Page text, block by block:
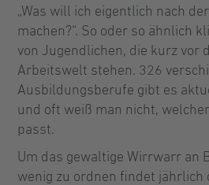
„Was will ich eigentlich nach
machen?“. So oder so ähnlich
von Jugendlichen, die kurz vor
Arbeitswelt stehen. 326
Ausbildungsberufe gibt es
und oft weiß man nicht,
passt.
Um das gewaltige Wirrwarr an
wenig zu ordnen findet jährlich